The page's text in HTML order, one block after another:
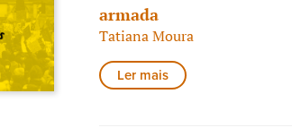
armada
Tatiana Moura
Ler mais